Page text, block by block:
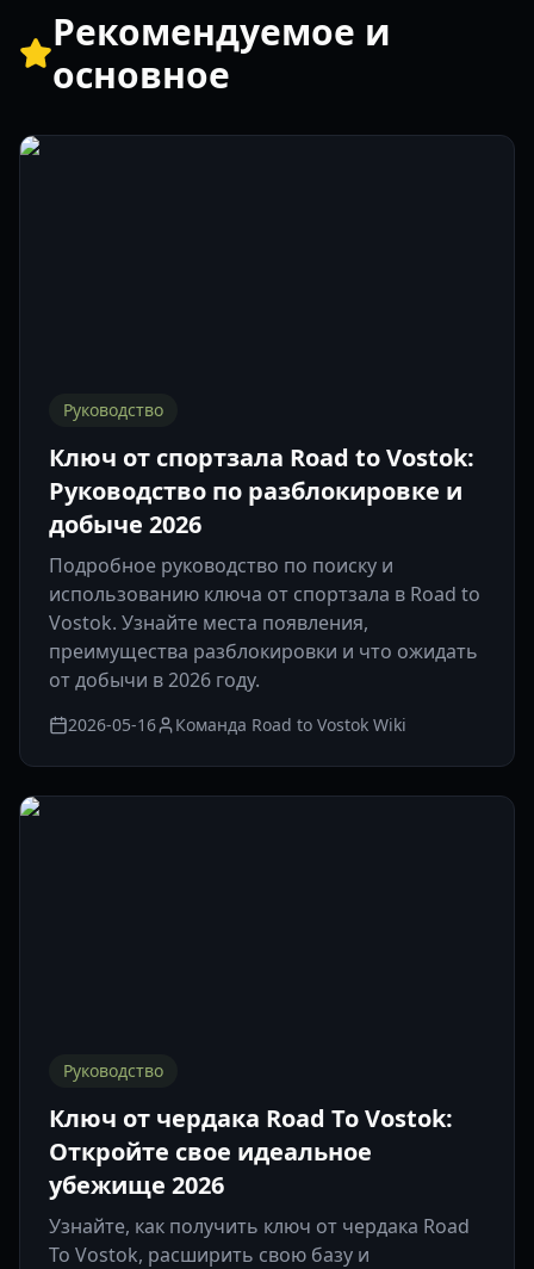
Рекомендуемое и
основное
Руководство
Ключ от спортзала Road to Vostok:
Руководство по разблокировке и
добыче 2026
Подробное руководство по поиску и
использованию ключа от спортзала в Road to
Vostok. Узнайте места появления,
преимущества разблокировки и что ожидать
от добычи в 2026 году.
2026-05-16 Команда Road to Vostok Wiki
Руководство
Ключ от чердака Road To Vostok:
Откройте свое идеальное
убежище 2026
Узнайте, как получить ключ от чердака Road
To Vostok, расширить свою базу и